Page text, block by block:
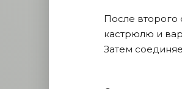
После второго
кастрюлю и
Затем